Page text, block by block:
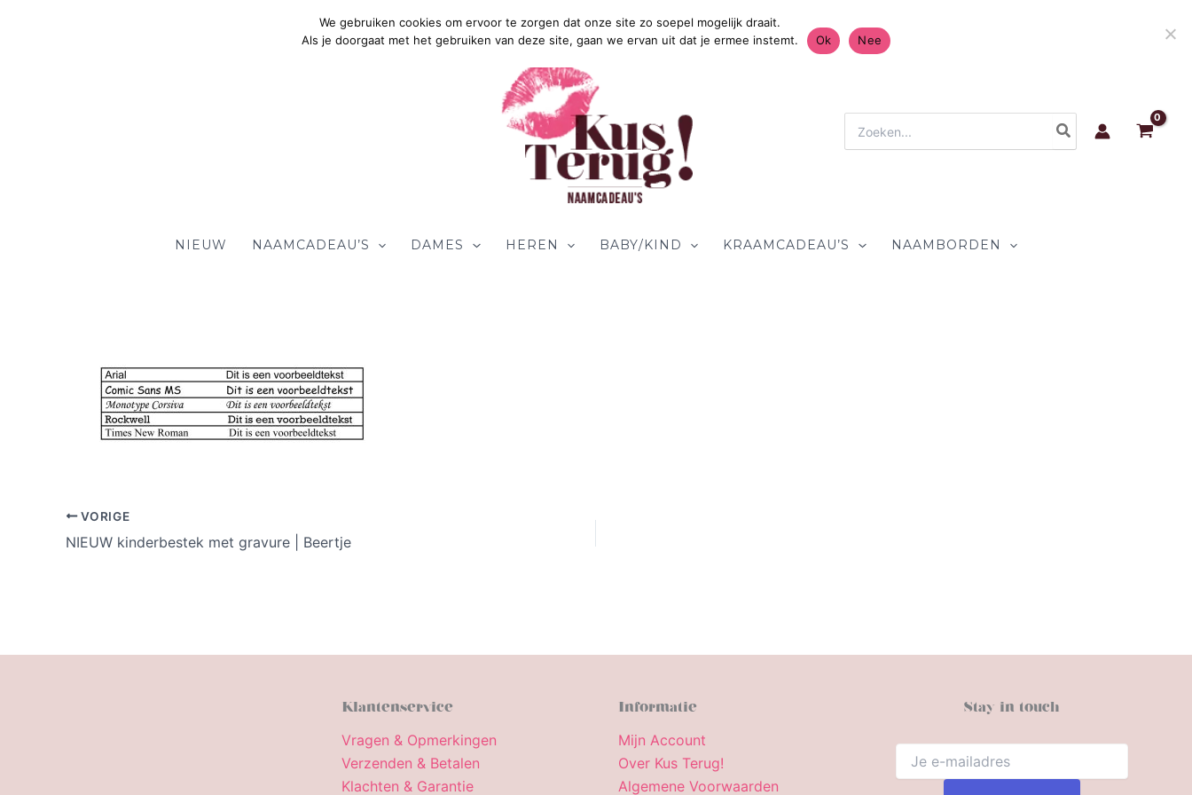
Gratis Verzending in Nederland & België 4.7/5 op
naar:
NIEUW NAAMCADEAU’S DAMES HEREN BABY/KIND KRAAMCADEAU’S NAAMBORDEN
VORIGE
NIEUW kinderbestek met gravure | Beertje
Klantenservice
Vragen & Opmerkingen
Verzenden & Betalen
Klachten & Garantie
Informatie
Mijn Account
Over Kus Terug!
Algemene Voorwaarden
Stay in touch
We gebruiken cookies om ervoor te zorgen dat onze site zo soepel mogelijk draait.
Als je doorgaat met het gebruiken van deze site, gaan we ervan uit dat je ermee instemt.
Ok Nee